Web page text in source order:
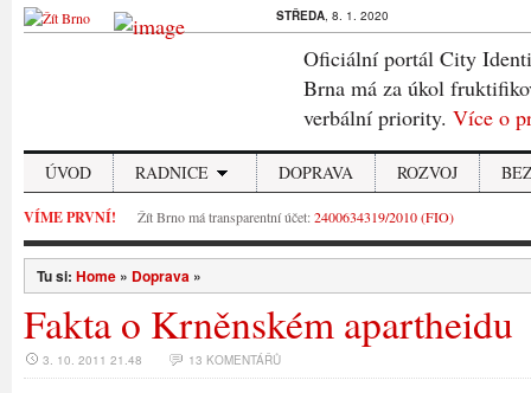
STŘEDA, 8. 1. 2020
Oficiální portál City
Brna má za úkol
verbální priority. Více o
ÚVOD RADNICE DOPRAVA ROZVOJ
VÍME PRVNÍ! Žít Brno má transparentní účet:2400634319/2010 (FIO)
Tu si: Home » Doprava »
Fakta o Krněnském apartheidu
3. 10. 2011 21.48 13 KOMENTÁŘŮ